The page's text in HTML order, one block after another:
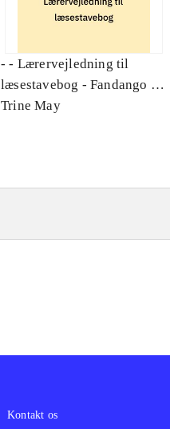
- - Lærervejledning til
læsestavebog - Fandango -
dansk for 3. klasse :
Trine May
Kontakt os